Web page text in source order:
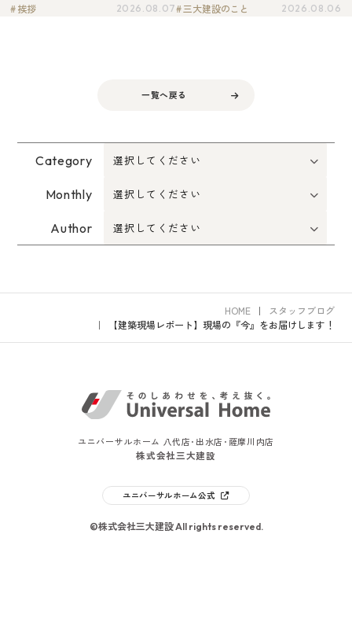
挨拶 2026.08.07 三大建設のこと 2026.08.06
一覧へ戻る
Category
Monthly
Author
HOME
スタッフブログ
【建築現場レポート】現場の『今』をお届けします！
ユニバーサルホーム 八代店･出水店･薩摩川内店
株式会社三大建設
ユニバーサルホーム公式
©株式会社三大建設 All rights reserved.